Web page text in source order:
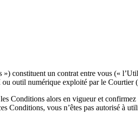
constituent un contrat entre vous («
outil numérique exploité par le
Conditions alors en vigueur et
Conditions, vous n’êtes pas autorisé à